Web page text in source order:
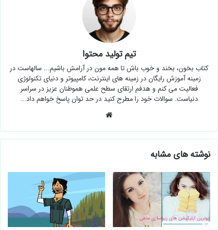
تیم تولید محتوا
کتاب بخون، بخند و خوب باش تا همه مون در آرامش باشیم... سالهاست در
زمینه آموزش رایگان در زمینه های اینترنت، کامپیوتر و دنیای تکنولوژی
فعالیت می کنم و هدفم ارتقای سطح علمی هموطنان عزیز در سراسر
دنیاست. سوالات خود را مطرح کنید در حد توان پاسخ خواهم داد...
نوشته های مشابه